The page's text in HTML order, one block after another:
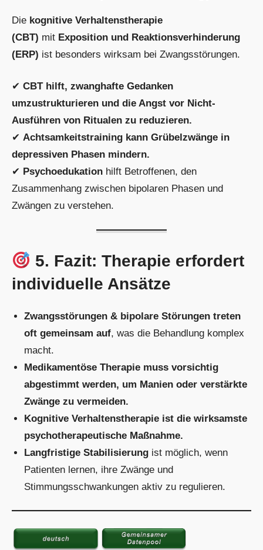
Die kognitive Verhaltenstherapie
(CBT) mit Exposition und Reaktionsverhinderung
(ERP) ist besonders wirksam bei Zwangsstörungen.
✔ CBT hilft, zwanghafte Gedanken
umzustrukturieren und die Angst vor Nicht-
Ausführen von Ritualen zu reduzieren.
✔ Achtsamkeitstraining kann Grübelzwänge in
depressiven Phasen mindern.
✔ Psychoedukation hilft Betroffenen, den
Zusammenhang zwischen bipolaren Phasen und
Zwängen zu verstehen.
5. Fazit: Therapie erfordert
individuelle Ansätze
Zwangsstörungen & bipolare Störungen treten
oft gemeinsam auf, was die Behandlung komplex
macht.
Medikamentöse Therapie muss vorsichtig
abgestimmt werden, um Manien oder verstärkte
Zwänge zu vermeiden.
Kognitive Verhaltenstherapie ist die wirksamste
psychotherapeutische Maßnahme.
Langfristige Stabilisierung ist möglich, wenn
Patienten lernen, ihre Zwänge und
Stimmungsschwankungen aktiv zu regulieren.